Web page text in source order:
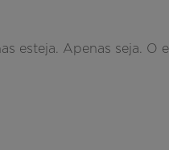
esteja. Apenas seja. O